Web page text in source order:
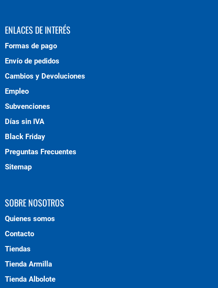
ENLACES DE INTERÉS
Formas de pago
Envío de pedidos
Cambios y Devoluciones
Empleo
Subvenciones
Días sin IVA
Black Friday
Preguntas Frecuentes
Sitemap
SOBRE NOSOTROS
Quienes somos
Contacto
Tiendas
Tienda Armilla
Tienda Albolote